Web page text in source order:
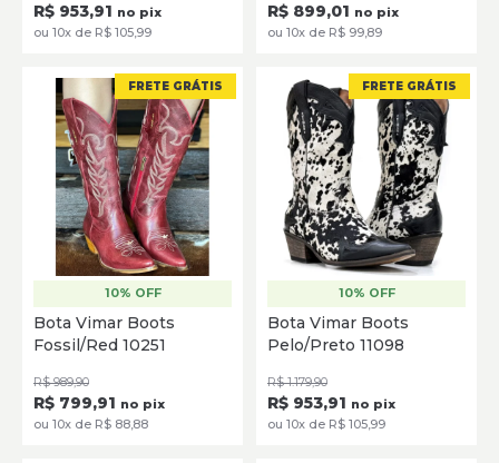
R$ 953,91 no pix
ou 10x de R$ 105,99
R$ 899,01 no pix
ou 10x de R$ 99,89
36 37
SELECIONE
FRETE GRÁTIS
10% OFF
Bota Vimar Boots
Fossil/Red 10251
R$ 989,90
R$ 799,91 no pix
ou 10x de R$ 88,88
36 37 38
SELECIONE
FRETE GRÁTIS
10% OFF
Bota Vimar Boots
Pelo/Preto 11098
R$ 1.179,90
R$ 953,91 no pix
ou 10x de R$ 105,99